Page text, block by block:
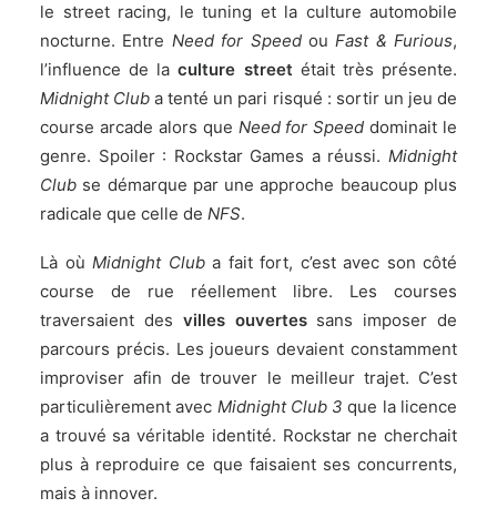
le street racing, le tuning et la culture automobile
nocturne. Entre Need for SpeedouFast & Furious,
l’influence de laculture streetétait très présente.
Midnight Club a tenté un pari risqué : sortir un jeu de
course arcade alors que Need for Speed dominait le
genre. Spoiler : Rockstar Games a réussi.Midnight
Club se démarque par une approche beaucoup plus
radicale que celle de NFS.
Là où Midnight Cluba fait fort, c’est avec son côté
course de rue réellement libre. Les courses
traversaient des villes ouvertessans imposer de
parcours précis. Les joueurs devaient constamment
improviser afin de trouver le meilleur trajet. C’est
particulièrement avec Midnight Club 3 que la licence
a trouvé sa véritable identité. Rockstar ne cherchait
plus à reproduire ce que faisaient ses concurrents,
mais à innover.